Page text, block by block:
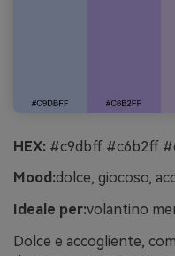
HEX: #c9dbff #c6b2ff
Mood:dolce, giocoso,
Ideale per:volantino
Dolce e accogliente,